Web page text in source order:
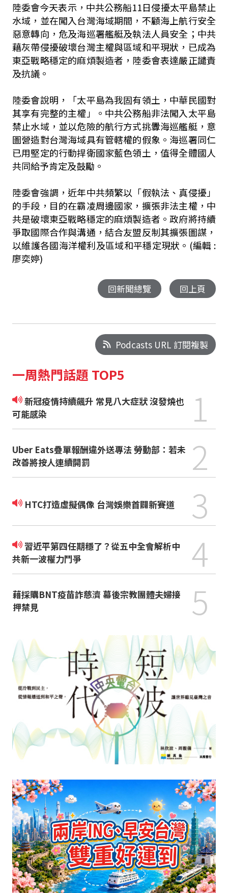
陸委會今天表示，中共公務船11日侵擾太平島禁止
水域，並在闖入台灣海域期間，不顧海上航行安全
惡意轉向，危及海巡署艦艇及執法人員安全；中共
藉灰帶侵擾破壞台灣主權與區域和平現狀，已成為
東亞戰略穩定的麻煩製造者，陸委會表達嚴正譴責
及抗議。
陸委會說明，「太平島為我固有領土，中華民國對
其享有完整的主權」。中共公務船非法闖入太平島
禁止水域，並以危險的航行方式挑釁海巡艦艇，意
圖營造對台灣海域具有管轄權的假象。海巡署同仁
已用堅定的行動捍衛國家藍色領土，值得全體國人
共同給予肯定及鼓勵。
陸委會強調，近年中共頻繁以「假執法、真侵擾」
的手段，目的在霸凌周邊國家，擴張非法主權，中
共是破壞東亞戰略穩定的麻煩製造者。政府將持續
爭取國際合作與溝通，結合友盟反制其擴張圖謀，
以維護各國海洋權利及區域和平穩定現狀。 (編輯 :
廖奕婷)
回新聞總覽 回上頁
Podcasts URL 訂閱複製
一周熱門話題 TOP5
新冠疫情持續飆升 常見八大症狀 沒發燒也
可能感染
1
Uber Eats疊單報酬違外送專法 勞動部：若未
改善將按人連續開罰
2
HTC打造虛擬偶像 台灣娛樂首闢新賽道 3
習近平第四任期穩了？從五中全會解析中
共新一波權力鬥爭
4
藉採購BNT疫苗詐慈濟 幕後宗教團體夫婦接
押禁見
5